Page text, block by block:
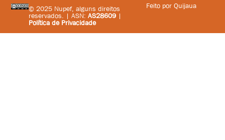
© 2025 Nupef, alguns direitos
reservados. | ASN: AS28609|
Política de Privacidade
Feito por Quijaua